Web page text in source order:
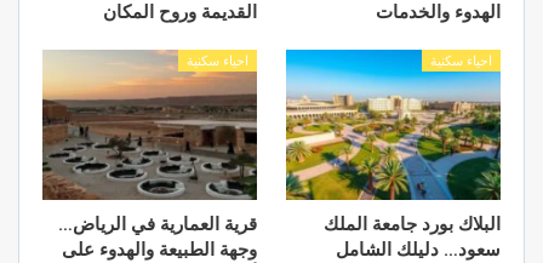
ج: تتفاوت أسعار العقارات في أحياء خميس مشيط حسب
المنطقة ونوع العقار، وتتراوح الأسعار من متوسط 680,000
ريال لشقق السكن إلى متوسط 1,200,000 ريال لفلل
السكنية، مع تفاوت في أسعار الأراضي السكنية وأسعار الإيجار
أيضًا.
الهدوء والخدمات
القديمة وروح المكان
احياء سكنية
البلاك بورد جامعة الملك
سعود… دليلك الشامل
احياء سكنية
قرية العمارية في الرياض…
وجهة الطبيعة والهدوء على